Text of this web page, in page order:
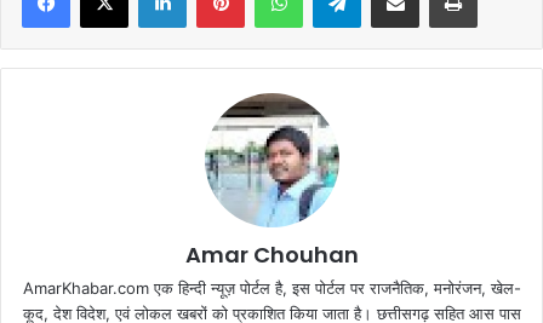
Amar Chouhan
AmarKhabar.com एक हिन्दी न्यूज़ पोर्टल है, इस पोर्टल पर राजनैतिक, मनोरंजन, खेल-
कूद, देश विदेश, एवं लोकल खबरों को प्रकाशित किया जाता है। छत्तीसगढ़ सहित आस पास